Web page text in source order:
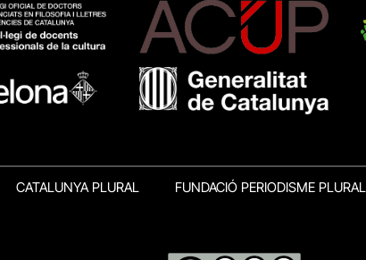
CATALUNYA PLURAL FUNDACIÓ PERIODISME PLURAL